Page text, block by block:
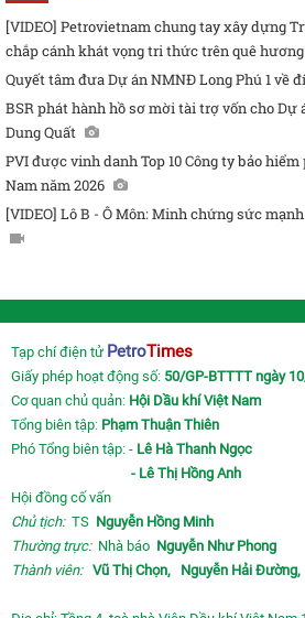
[VIDEO] Petrovietnam chung tay xây dựng
chắp cánh khát vọng tri thức trên quê
Quyết tâm đưa Dự án NMNĐ Long Phú 1 về
BSR phát hành hồ sơ mời tài trợ vốn cho Dự
Dung Quất
PVI được vinh danh Top 10 Công ty bảo
Nam năm 2026
[VIDEO] Lô B - Ô Môn: Minh chứng sức
Tạp chí điện tử PetroTimes
Giấy phép hoạt động số: 50/GP-BTTTT ngày
Cơ quan chủ quản: Hội Dầu khí Việt Nam
Tổng biên tập: Phạm Thuận Thiên
Phó Tổng biên tập: - Lê Hà Thanh Ngọc
- Lê Thị Hồng Anh
Hội đồng cố vấn
Chủ tịch:TS Nguyễn Hồng Minh
Thường trực: Nhà báo Nguyễn Như Phong
Thành viên: Vũ Thị Chọn, Nguyễn Hải Đường,